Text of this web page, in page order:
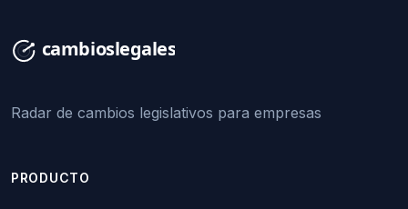
Radar de cambios legislativos para empresas
PRODUCTO